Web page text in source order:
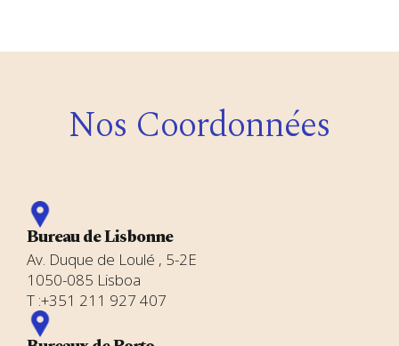
Nos Coordonnées
Bureau de Lisbonne
Av. Duque de Loulé , 5-2E
1050-085 Lisboa
T :+351 211 927 407